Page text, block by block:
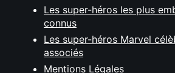
Les super-héros les plus
connus
Les super-héros Marvel
associés
Mentions Légales